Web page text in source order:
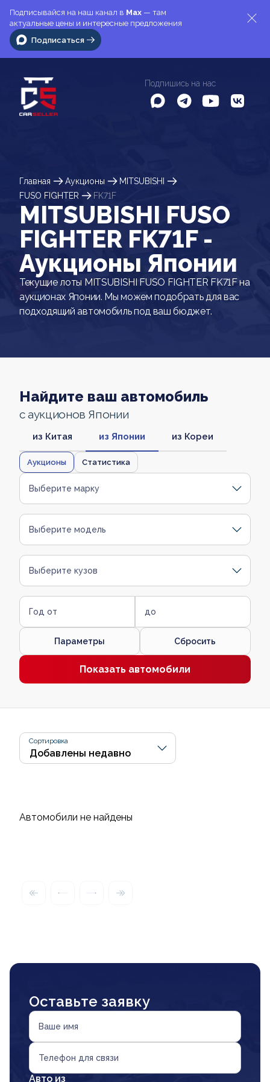
Подписывайся на наш канал в Max — там
актуальные цены и интересные предложения
Подписаться
Подпишись на нас
Главная Аукционы
MITSUBISHI
FUSO FIGHTER
FK71F
MITSUBISHI FUSO
FIGHTER FK71F -
Аукционы Японии
Текущие лоты MITSUBISHI FUSO FIGHTER FK71F на
аукционах Японии. Мы можем подобрать для вас
подходящий автомобиль под ваш бюджет.
Найдите ваш автомобиль
с аукционов Японии
из Китая из Японии из Кореи
Аукционы Статистика
Выберите марку
Выберите модель
Выберите кузов
Год от до
Параметры Сбросить
Показать автомобили
Сортировка
Автомобили не найдены
Оставьте заявку
Ваше имя
Телефон для связи
Авто из